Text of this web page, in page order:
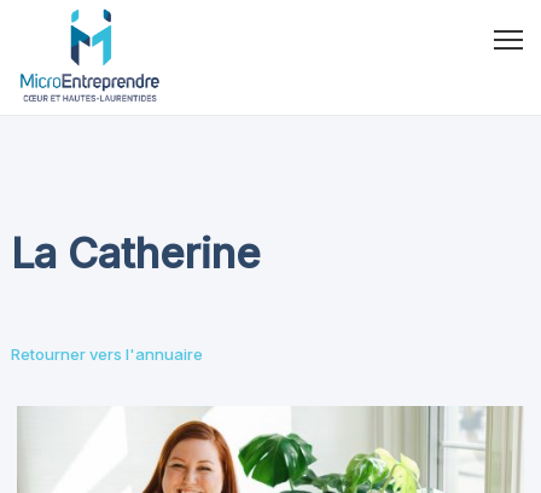
La Catherine
Retourner vers l'annuaire